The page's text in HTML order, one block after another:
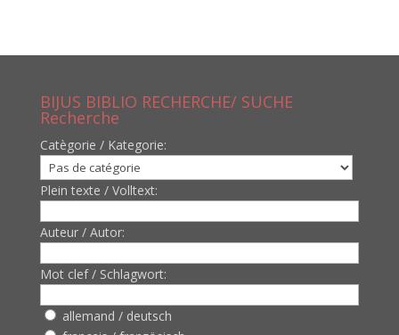
BIJUS BIBLIO RECHERCHE/ SUCHE
Recherche
Catègorie / Kategorie:
Plein texte / Volltext:
Auteur / Autor:
Mot clef / Schlagwort:
allemand / deutsch